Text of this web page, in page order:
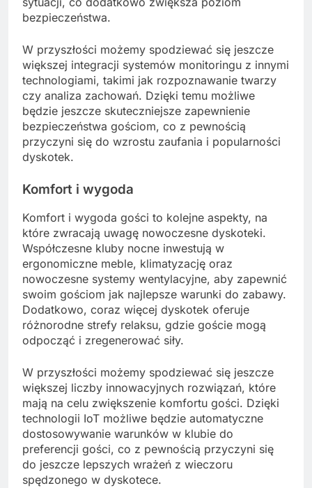
bezpieczeństwa.
W przyszłości możemy spodziewać się jeszcze
większej integracji systemów monitoringu z innymi
technologiami, takimi jak rozpoznawanie twarzy
czy analiza zachowań. Dzięki temu możliwe
będzie jeszcze skuteczniejsze zapewnienie
bezpieczeństwa gościom, co z pewnością
przyczyni się do wzrostu zaufania i popularności
dyskotek.
Komfort i wygoda
Komfort i wygoda gości to kolejne aspekty, na
które zwracają uwagę nowoczesne dyskoteki.
Współczesne kluby nocne inwestują w
ergonomiczne meble, klimatyzację oraz
nowoczesne systemy wentylacyjne, aby zapewnić
swoim gościom jak najlepsze warunki do zabawy.
Dodatkowo, coraz więcej dyskotek oferuje
różnorodne strefy relaksu, gdzie goście mogą
odpocząć i zregenerować siły.
W przyszłości możemy spodziewać się jeszcze
większej liczby innowacyjnych rozwiązań, które
mają na celu zwiększenie komfortu gości. Dzięki
technologii IoT możliwe będzie automatyczne
dostosowywanie warunków w klubie do
preferencji gości, co z pewnością przyczyni się
do jeszcze lepszych wrażeń z wieczoru
spędzonego w dyskotece.